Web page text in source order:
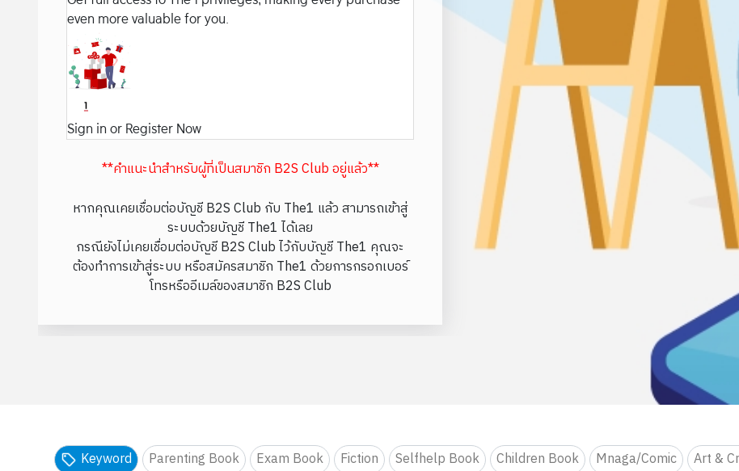
even more valuable for you.
Sign in or Register Now
**คำแนะนำสำหรับผู้ที่เป็นสมาชิก B2S Club อยู่แล้ว**
หากคุณเคยเชื่อมต่อบัญชี B2S Club กับ The1 แล้ว สามารถเข้าสู่
ระบบด้วยบัญชี The1 ได้เลย
กรณียังไม่เคยเชื่อมต่อบัญชี B2S Club ไว้กับบัญชี The1 คุณจะ
ต้องทำการเข้าสู่ระบบ หรือสมัครสมาชิก The1 ด้วยการกรอกเบอร์
โทรหรืออีเมล์ของสมาชิก B2S Club
Keyword Parenting Book Exam Book Fiction Selfhelp Book Children Book Mnaga/Comic Art &